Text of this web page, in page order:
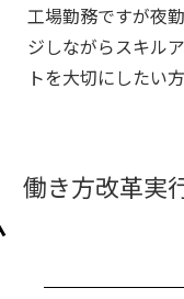
工場勤務ですが夜
ジしながらスキル
トを大切にしたい
働き方改革実